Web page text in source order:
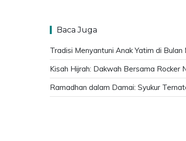
Baca Juga
Tradisi Menyantuni Anak Yatim di Bulan
Kisah Hijrah: Dakwah Bersama Rocker
Ramadhan dalam Damai: Syukur